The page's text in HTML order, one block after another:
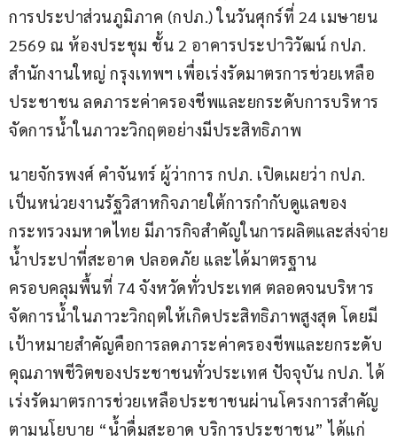
การประปาส่วนภูมิภาค (กปภ.) ในวันศุกร์ที่ 24 เมษายน
2569 ณ ห้องประชุม ชั้น 2 อาคารประปาวิวัฒน์ กปภ.
สำนักงานใหญ่ กรุงเทพฯ เพื่อเร่งรัดมาตรการช่วยเหลือ
ประชาชน ลดภาระค่าครองชีพและยกระดับการบริหาร
จัดการน้ำในภาวะวิกฤตอย่างมีประสิทธิภาพ
นายจักรพงศ์ คำจันทร์ ผู้ว่าการ กปภ. เปิดเผยว่า กปภ.
เป็นหน่วยงานรัฐวิสาหกิจภายใต้การกำกับดูแลของ
กระทรวงมหาดไทย มีภารกิจสำคัญในการผลิตและส่งจ่าย
น้ำประปาที่สะอาด ปลอดภัย และได้มาตรฐาน
ครอบคลุมพื้นที่ 74 จังหวัดทั่วประเทศ ตลอดจนบริหาร
จัดการน้ำในภาวะวิกฤตให้เกิดประสิทธิภาพสูงสุด โดยมี
เป้าหมายสำคัญคือการลดภาระค่าครองชีพและยกระดับ
คุณภาพชีวิตของประชาชนทั่วประเทศ ปัจจุบัน กปภ. ได้
เร่งรัดมาตรการช่วยเหลือประชาชนผ่านโครงการสำคัญ
ตามนโยบาย “น้ำดื่มสะอาด บริการประชาชน” ได้แก่